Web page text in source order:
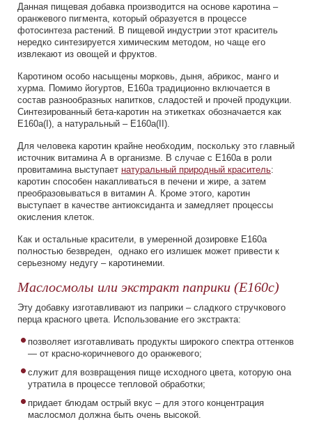
Данная пищевая добавка производится на основе каротина –
оранжевого пигмента, который образуется в процессе
фотосинтеза растений. В пищевой индустрии этот краситель
нередко синтезируется химическим методом, но чаще его
извлекают из овощей и фруктов.
Каротином особо насыщены морковь, дыня, абрикос, манго и
хурма. Помимо йогуртов, Е160а традиционно включается в
состав разнообразных напитков, сладостей и прочей продукции.
Синтезированный бета-каротин на этикетках обозначается как
Е160а(I), а натуральный – Е160а(II).
Для человека каротин крайне необходим, поскольку это главный
источник витамина А в организме. В случае с Е160а в роли
провитамина выступает натуральный природный краситель:
каротин способен накапливаться в печени и жире, а затем
преобразовываться в витамин А. Кроме этого, каротин
выступает в качестве антиоксиданта и замедляет процессы
окисления клеток.
Как и остальные красители, в умеренной дозировке Е160а
полностью безвреден, однако его излишек может привести к
серьезному недугу – каротинемии.
Маслосмолы или экстракт паприки (Е160с)
Эту добавку изготавливают из паприки – сладкого стручкового
перца красного цвета. Использование его экстракта:
позволяет изготавливать продукты широкого спектра оттенков
— от красно-коричневого до оранжевого;
служит для возвращения пище исходного цвета, которую она
утратила в процессе тепловой обработки;
придает блюдам острый вкус – для этого концентрация
маслосмол должна быть очень высокой.